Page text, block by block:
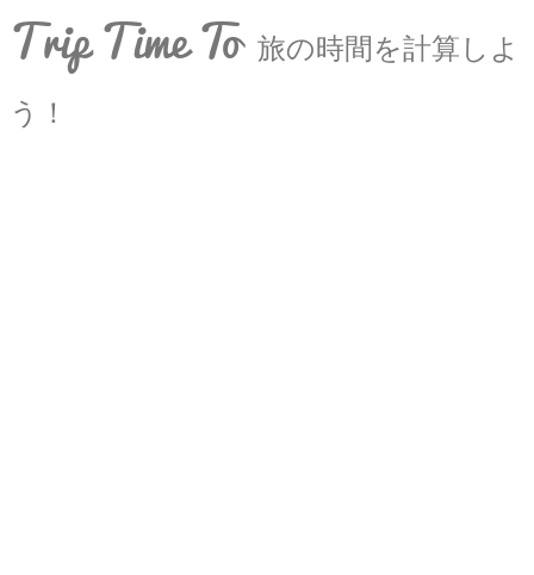
Trip Time To 旅の時間を計算しよ
う！